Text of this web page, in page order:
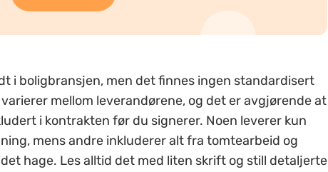
i boligbransjen, men det finnes ingen standardisert
mellom leverandørene, og det er avgjørende at
i kontrakten før du signerer. Noen leverer kun
mens andre inkluderer alt fra tomtearbeid og
hage. Les alltid det med liten skrift og still detaljerte